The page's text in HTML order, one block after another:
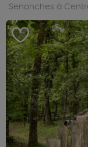
Senonches à